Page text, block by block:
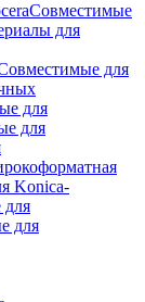
Совместимые
для
для
для
для
Konica-
для